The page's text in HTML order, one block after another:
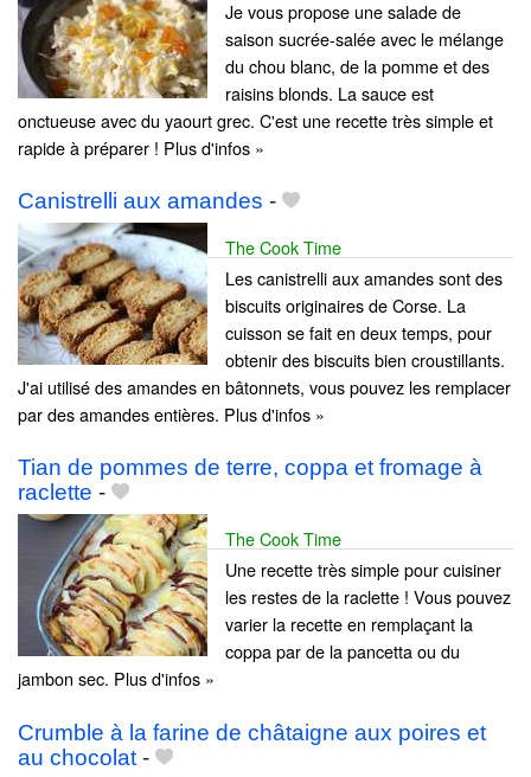
Je vous propose une salade de
saison sucrée-salée avec le mélange
du chou blanc, de la pomme et des
raisins blonds. La sauce est
onctueuse avec du yaourt grec. C'est une recette très simple et
rapide à préparer ! Plus d'infos »
Canistrelli aux amandes -
The Cook Time
Les canistrelli aux amandes sont des
biscuits originaires de Corse. La
cuisson se fait en deux temps, pour
obtenir des biscuits bien croustillants.
J'ai utilisé des amandes en bâtonnets, vous pouvez les remplacer
par des amandes entières. Plus d'infos »
Tian de pommes de terre, coppa et fromage à
raclette -
The Cook Time
Une recette très simple pour cuisiner
les restes de la raclette ! Vous pouvez
varier la recette en remplaçant la
coppa par de la pancetta ou du
jambon sec. Plus d'infos »
Crumble à la farine de châtaigne aux poires et
au chocolat -